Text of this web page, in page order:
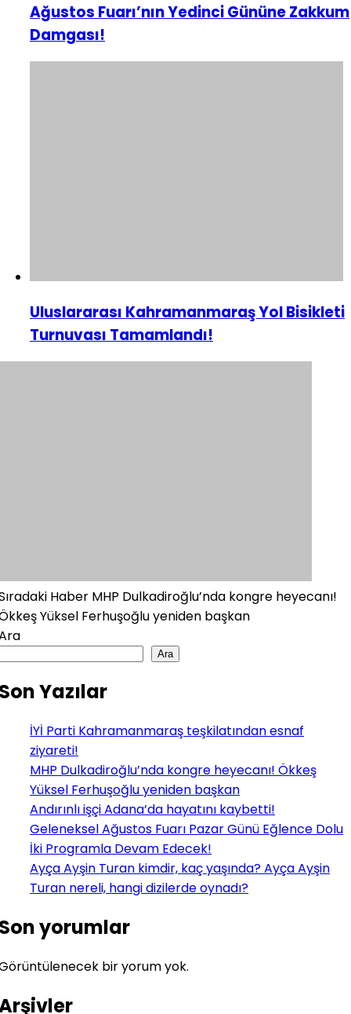
Ağustos Fuarı’nın Yedinci Gününe Zakkum
Damgası!
Uluslararası Kahramanmaraş Yol Bisikleti
Turnuvası Tamamlandı!
Haber MHP Dulkadiroğlu’nda kongre heyecanı!
Yüksel Ferhuşoğlu yeniden başkan
Ara
Yazılar
İYİ Parti Kahramanmaraş teşkilatından esnaf
ziyareti!
MHP Dulkadiroğlu’nda kongre heyecanı! Ökkeş
Yüksel Ferhuşoğlu yeniden başkan
Andırınlı işçi Adana’da hayatını kaybetti!
Geleneksel Ağustos Fuarı Pazar Günü Eğlence Dolu
İki Programla Devam Edecek!
Ayça Ayşin Turan kimdir, kaç yaşında? Ayça Ayşin
Turan nereli, hangi dizilerde oynadı?
yorumlar
bir yorum yok.